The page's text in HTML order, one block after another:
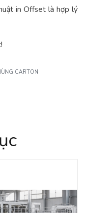
in Offset là hợp lý
CARTON